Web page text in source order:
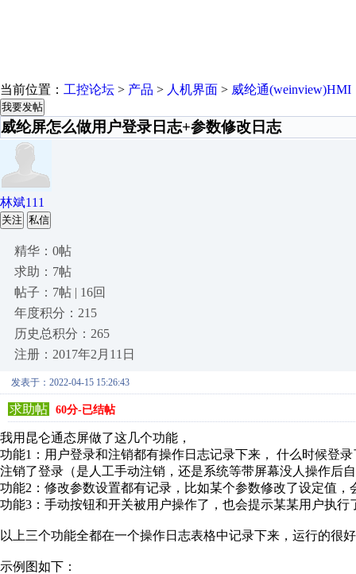
当前位置： 工控论坛 > 产品 > 人机界面 > 威纶通(weinview)HMI
我要发帖
威纶屏怎么做用户登录日志+参数修改日志
林斌111
关注 私信
精华：0帖
求助：7帖
帖子：7帖 | 16回
年度积分：215
历史总积分：265
注册：2017年2月11日
发表于：2022-04-15 15:26:43
求助帖 60分-已结帖
我用昆仑通态屏做了这几个功能，
功能1：用户登录和注销都有操作日志记录下来， 什么时候登
注销了登录（是人工手动注销，还是系统等带屏幕没人操作后
功能2：修改参数设置都有记录，比如某个参数修改了设定值
功能3：手动按钮和开关被用户操作了，也会提示某某用户执行
以上三个功能全都在一个操作日志表格中记录下来，运行的很
示例图如下：